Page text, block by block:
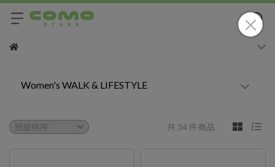
Women's WALK & LIFESTYLE
共 34 件商品